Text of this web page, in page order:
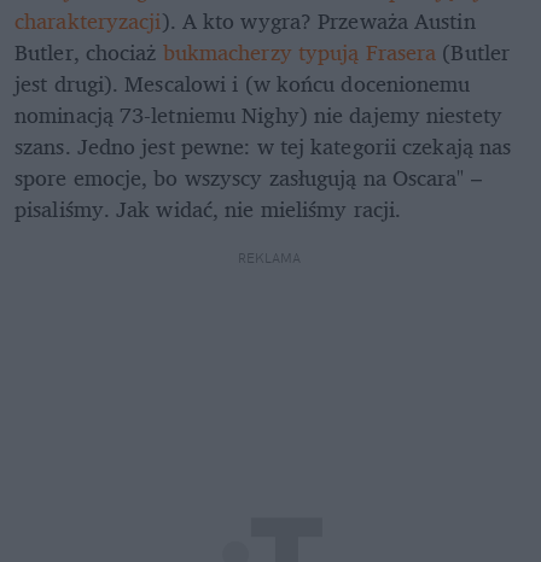
charakteryzacji). A kto wygra? Przeważa Austin
Butler, chociaż bukmacherzy typują Frasera (Butler
jest drugi). Mescalowi i (w końcu docenionemu
nominacją 73-letniemu Nighy) nie dajemy niestety
szans. Jedno jest pewne: w tej kategorii czekają nas
spore emocje, bo wszyscy zasługują na Oscara" –
pisaliśmy. Jak widać, nie mieliśmy racji.
REKLAMA